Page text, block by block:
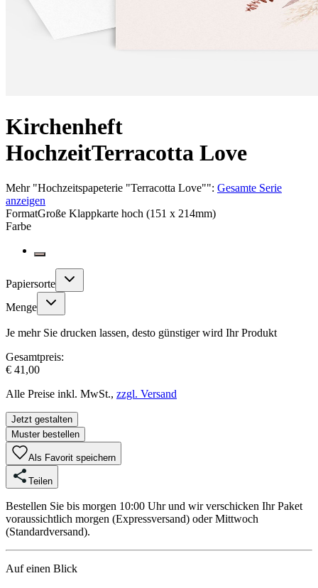
Kirchenheft
HochzeitTerracotta Love
Mehr"Hochzeitspapeterie "Terracotta Love"": Gesamte Serie
anzeigen
FormatGroße Klappkarte hoch (151 x 214mm)
Farbe
Papiersorte
Menge
Je mehr Sie drucken lassen, desto günstiger wird Ihr Produkt
Gesamtpreis:
€ 41,00
Alle Preise inkl. MwSt., zzgl. Versand
Jetzt gestalten
Muster bestellen
Als Favorit speichern
Teilen
Bestellen Sie bis morgen 10:00 Uhr und wir verschicken Ihr Paket
voraussichtlich morgen (Expressversand) oder Mittwoch
(Standardversand).
Auf einen Blick